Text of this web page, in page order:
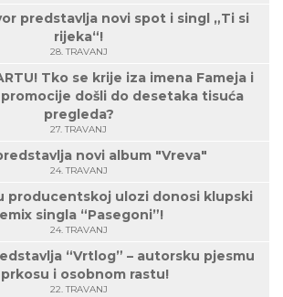
predstavlja novi spot i singl „Ti si
rijeka“!
28. TRAVANJ
Tko se krije iza imena Fameja i
došli do desetaka tisuća
pregleda?
27. TRAVANJ
novi album "Vreva"
24. TRAVANJ
producentskoj ulozi donosi klupski
singla “Pasegoni”!
24. TRAVANJ
“Vrtlog” – autorsku pjesmu
i osobnom rastu!
22. TRAVANJ